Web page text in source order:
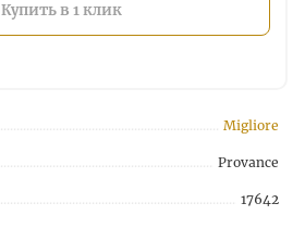
Купить в 1 клик
Migliore
Provance
17642